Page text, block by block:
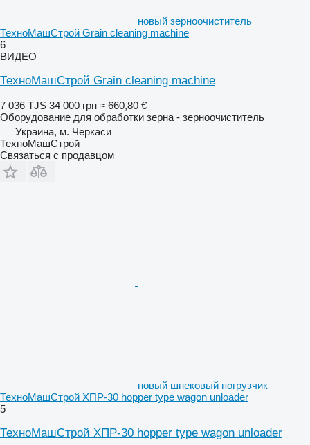
новый зерноочиститель
ТехноМашСтрой Grain cleaning machine
6
ВИДЕО
ТехноМашСтрой Grain cleaning machine
7 036 TJS 34 000 грн ≈ 660,80 €
Оборудование для обработки зерна - зерноочиститель
Украина, м. Черкаси
ТехноМашСтрой
Связаться с продавцом
новый шнековый погрузчик
ТехноМашСтрой ХПР-30 hopper type wagon unloader
5
ТехноМашСтрой ХПР-30 hopper type wagon unloader